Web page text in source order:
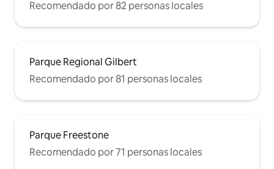
Recomendado por 82 personas locales
Parque Regional Gilbert
Recomendado por 81 personas locales
Parque Freestone
Recomendado por 71 personas locales